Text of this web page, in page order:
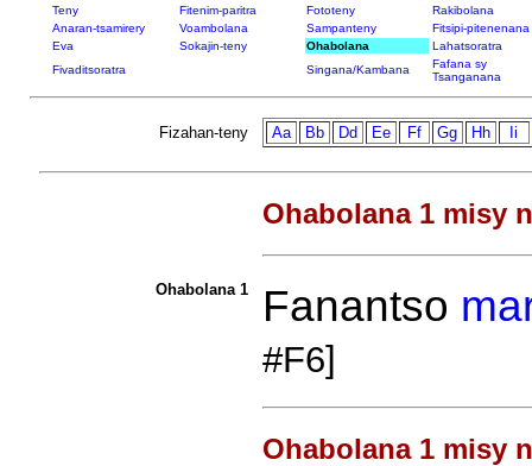
Teny Fitenim-paritra Fototeny
Rakibolana
Anaran-tsamirery
Voambolana Sampanteny
Fitsipi-pitenenana
Eva
Sokajin-teny Ohabolana
Lahatsoratra
Fivaditsoratra
Singana/Kambana
Fafana sy
Tsanganana
Fizahan-teny Aa Bb Dd Ee Ff Gg Hh Ii
Ohabolana 1 misy
Ohabolana 1 Fanantso
#F6]
Ohabolana 1 misy